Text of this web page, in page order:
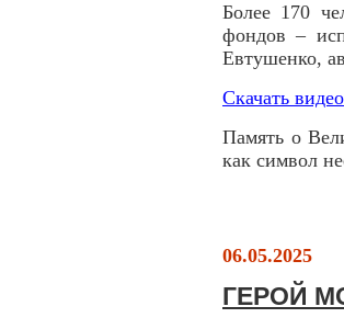
Более 170
фондов –
Евтушенко,
Скачать
Память о
как символ
06.05.2025
ГЕРОЙ